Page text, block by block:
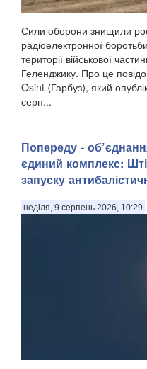
Сили оборони знищили
радіоелектронної
території військової
Геленджику. Про це
Osint ⟨Гарбуз⟩, який
серп...
Попереду -
єдиний комплекс:
запуску
неділя, 9 серпень 2026, 10:29